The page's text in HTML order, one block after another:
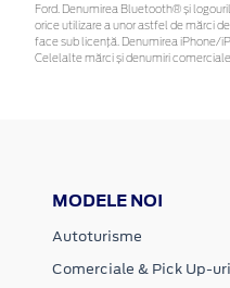
Ford. Denumirea Bluetooth® și
orice utilizare a unor astfel de mărci
face sub licență. Denumirea iPhone/
Celelalte mărci și denumiri
MODELE NOI
Autoturisme
Comerciale & Pick Up-uri